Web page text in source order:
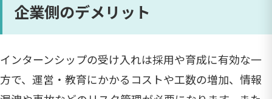
企業側のデメリット
インターンシップの受け入れは採用や育成に有効な一
方で、運営・教育にかかるコストや工数の増加、情報